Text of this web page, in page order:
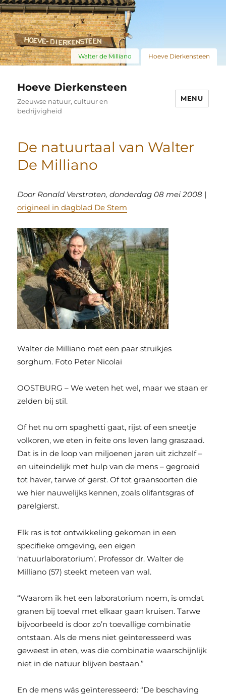
Hoeve Dierkensteen
Zeeuwse natuur, cultuur en
bedrijvigheid
MENU
De natuurtaal van Walter
De Milliano
Door Ronald Verstraten, donderdag 08 mei 2008 |
origineel in dagblad De Stem
Walter de Milliano met een paar struikjes
sorghum. Foto Peter Nicolai
OOSTBURG – We weten het wel, maar we staan er
zelden bij stil.
Of het nu om spaghetti gaat, rijst of een sneetje
volkoren, we eten in feite ons leven lang graszaad.
Dat is in de loop van miljoenen jaren uit zichzelf –
en uiteindelijk met hulp van de mens – gegroeid
tot haver, tarwe of gerst. Of tot graansoorten die
we hier nauwelijks kennen, zoals olifantsgras of
parelgierst.
Elk ras is tot ontwikkeling gekomen in een
specifieke omgeving, een eigen
‘natuurlaboratorium’. Professor dr. Walter de
Milliano (57) steekt meteen van wal.
“Waarom ik het een laboratorium noem, is omdat
granen bij toeval met elkaar gaan kruisen. Tarwe
bijvoorbeeld is door zo’n toevallige combinatie
ontstaan. Als de mens niet geïnteresseerd was
geweest in eten, was die combinatie waarschijnlijk
niet in de natuur blijven bestaan.”
En de mens wás geïnteresseerd: “De beschaving
Walter de Milliano Hoeve Dierkensteen